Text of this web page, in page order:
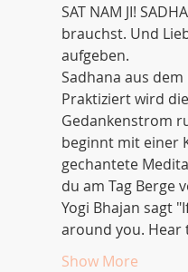
SAT NAM JI!
brauchst. Und
aufgeben.
Sadhana aus
Praktiziert wird
Gedankenstrom
beginnt mit einer
gechantete
du am Tag Berge
Yogi Bhajan sagt
around you.
Show More